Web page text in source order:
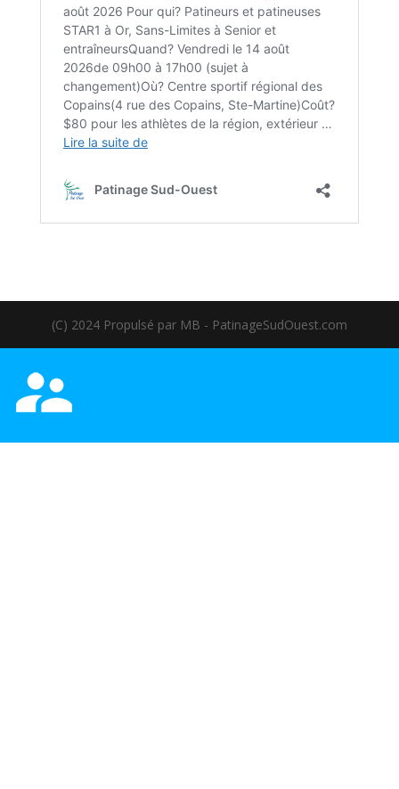
(C) 2024 Propulsé par MB - PatinageSudOuest.com